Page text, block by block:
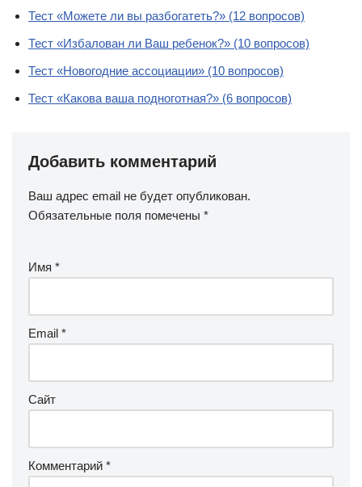
Тест «Можете ли вы разбогатеть?» (12 вопросов)
Тест «Избалован ли Ваш ребенок?» (10 вопросов)
Тест «Новогодние ассоциации» (10 вопросов)
Тест «Какова ваша подноготная?» (6 вопросов)
Добавить комментарий
Ваш адрес email не будет опубликован.
Обязательные поля помечены *
Имя *
Email *
Сайт
Комментарий *